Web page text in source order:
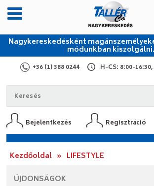
Nagykereskedésként
módunkban kiszolgálni.
+36 (1) 388 0244 H-CS: 8:00-
Bejelentkezés Regisztráció
Kezdőoldal » LIFESTYLE
ÚJDONSÁGOK